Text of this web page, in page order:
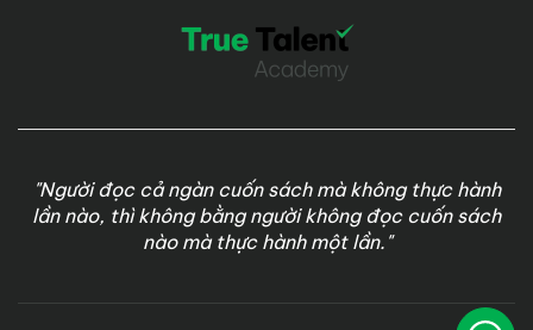
"Người đọc cả ngàn cuốn sách mà không thực hành
lần nào, thì không bằng người không đọc cuốn sách
nào mà thực hành một lần."